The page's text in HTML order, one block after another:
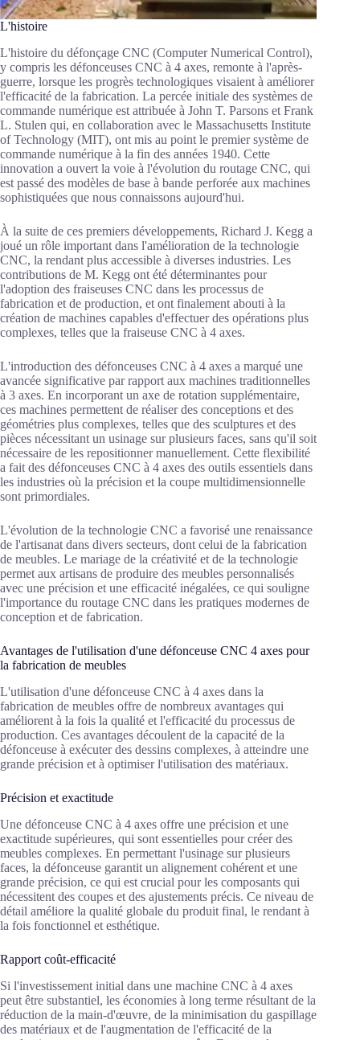
L'histoire
L'histoire du défonçage CNC (Computer Numerical Control),
y compris les défonceuses CNC à 4 axes, remonte à l'après-
guerre, lorsque les progrès technologiques visaient à améliorer
l'efficacité de la fabrication. La percée initiale des systèmes de
commande numérique est attribuée à John T. Parsons et Frank
L. Stulen qui, en collaboration avec le Massachusetts Institute
of Technology (MIT), ont mis au point le premier système de
commande numérique à la fin des années 1940. Cette
innovation a ouvert la voie à l'évolution du routage CNC, qui
est passé des modèles de base à bande perforée aux machines
sophistiquées que nous connaissons aujourd'hui.
À la suite de ces premiers développements, Richard J. Kegg a
joué un rôle important dans l'amélioration de la technologie
CNC, la rendant plus accessible à diverses industries. Les
contributions de M. Kegg ont été déterminantes pour
l'adoption des fraiseuses CNC dans les processus de
fabrication et de production, et ont finalement abouti à la
création de machines capables d'effectuer des opérations plus
complexes, telles que la fraiseuse CNC à 4 axes.
L'introduction des défonceuses CNC à 4 axes a marqué une
avancée significative par rapport aux machines traditionnelles
à 3 axes. En incorporant un axe de rotation supplémentaire,
ces machines permettent de réaliser des conceptions et des
géométries plus complexes, telles que des sculptures et des
pièces nécessitant un usinage sur plusieurs faces, sans qu'il soit
nécessaire de les repositionner manuellement. Cette flexibilité
a fait des défonceuses CNC à 4 axes des outils essentiels dans
les industries où la précision et la coupe multidimensionnelle
sont primordiales.
L'évolution de la technologie CNC a favorisé une renaissance
de l'artisanat dans divers secteurs, dont celui de la fabrication
de meubles. Le mariage de la créativité et de la technologie
permet aux artisans de produire des meubles personnalisés
avec une précision et une efficacité inégalées, ce qui souligne
l'importance du routage CNC dans les pratiques modernes de
conception et de fabrication.
Avantages de l'utilisation d'une défonceuse CNC 4 axes pour
la fabrication de meubles
L'utilisation d'une défonceuse CNC à 4 axes dans la
fabrication de meubles offre de nombreux avantages qui
améliorent à la fois la qualité et l'efficacité du processus de
production. Ces avantages découlent de la capacité de la
défonceuse à exécuter des dessins complexes, à atteindre une
grande précision et à optimiser l'utilisation des matériaux.
Précision et exactitude
Une défonceuse CNC à 4 axes offre une précision et une
exactitude supérieures, qui sont essentielles pour créer des
meubles complexes. En permettant l'usinage sur plusieurs
faces, la défonceuse garantit un alignement cohérent et une
grande précision, ce qui est crucial pour les composants qui
nécessitent des coupes et des ajustements précis. Ce niveau de
détail améliore la qualité globale du produit final, le rendant à
la fois fonctionnel et esthétique.
Rapport coût-efficacité
Si l'investissement initial dans une machine CNC à 4 axes
peut être substantiel, les économies à long terme résultant de la
réduction de la main-d'œuvre, de la minimisation du gaspillage
des matériaux et de l'augmentation de l'efficacité de la